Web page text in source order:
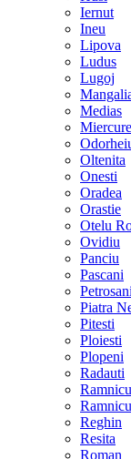
Iernut
Ineu
Lipova
Ludus
Lugoj
Medias
Oltenita
Onesti
Oradea
Orastie
Otelu
Ovidiu
Panciu
Pascani
Piatra
Pitesti
Ploiesti
Plopeni
Radauti
Reghin
Resita
Roman